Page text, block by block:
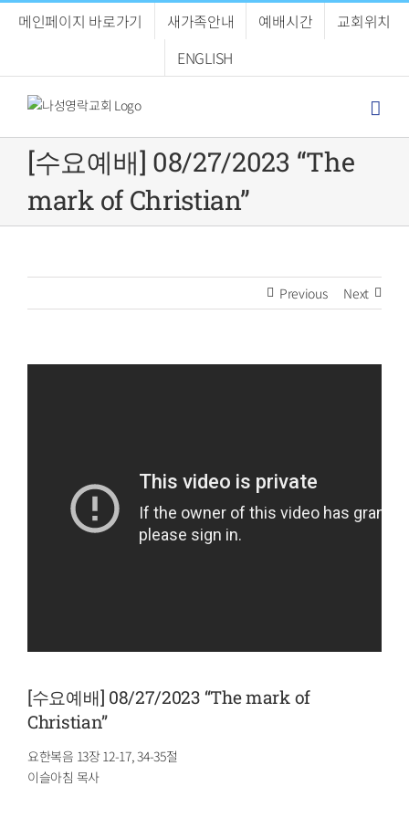
메인페이지 바로가기 새가족안내 예배시간
교회위치
ENGLISH
[수요예배] 08/27/2023 “The
mark of Christian”
Previous Next
[수요예배] 08/27/2023 “The mark of
Christian”
요한복음 13장 12-17, 34-35절
이슬아침 목사